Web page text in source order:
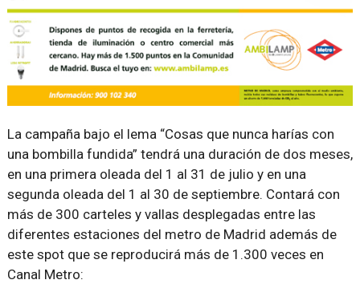
La campaña bajo el lema “Cosas que nunca harías con
una bombilla fundida” tendrá una duración de dos meses,
en una primera oleada del 1 al 31 de julio y en una
segunda oleada del 1 al 30 de septiembre. Contará con
más de 300 carteles y vallas desplegadas entre las
diferentes estaciones del metro de Madrid además de
este spot que se reproducirá más de 1.300 veces en
Canal Metro: